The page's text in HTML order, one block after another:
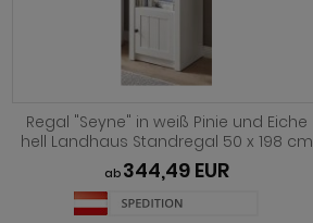
Regal "Seyne" in weiß Pinie und Eiche
hell Landhaus Standregal 50 x 198 cm
ab 344,49 EUR